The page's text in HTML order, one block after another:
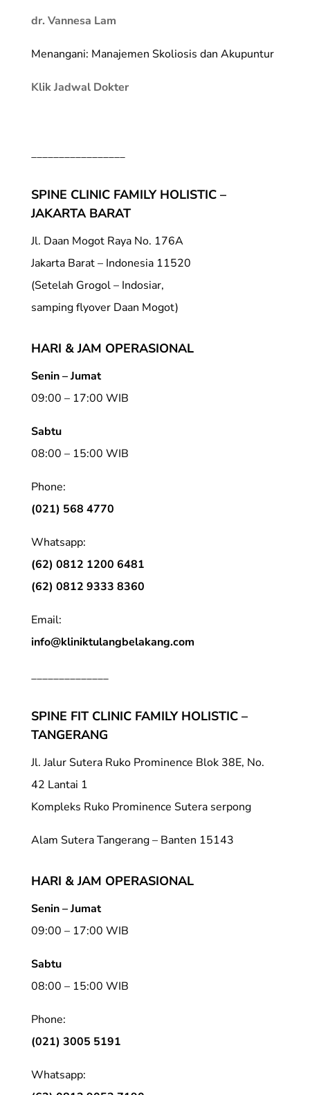
dr. Vannesa Lam
Menangani: Manajemen Skoliosis dan Akupuntur
Klik Jadwal Dokter
_________________
SPINE CLINIC FAMILY HOLISTIC –
JAKARTA BARAT
Jl. Daan Mogot Raya No. 176A
Jakarta Barat – Indonesia 11520
(Setelah Grogol – Indosiar,
samping flyover Daan Mogot)
HARI & JAM OPERASIONAL
Senin – Jumat
09:00 – 17:00 WIB
Sabtu
08:00 – 15:00 WIB
Phone:
(021) 568 4770
Whatsapp:
(62) 0812 1200 6481
(62) 0812 9333 8360
Email:
info@kliniktulangbelakang.com
______________
SPINE FIT CLINIC FAMILY HOLISTIC –
TANGERANG
Jl. Jalur Sutera Ruko Prominence Blok 38E, No.
42 Lantai 1
Kompleks Ruko Prominence Sutera serpong
Alam Sutera Tangerang – Banten 15143
HARI & JAM OPERASIONAL
Senin – Jumat
09:00 – 17:00 WIB
Sabtu
08:00 – 15:00 WIB
Phone:
(021) 3005 5191
Whatsapp: